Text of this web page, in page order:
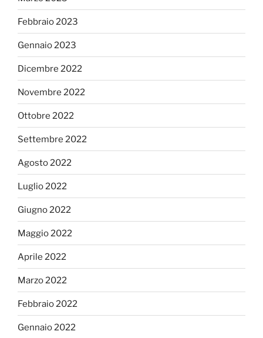
Febbraio 2023
Gennaio 2023
Dicembre 2022
Novembre 2022
Ottobre 2022
Settembre 2022
Agosto 2022
Luglio 2022
Giugno 2022
Maggio 2022
Aprile 2022
Marzo 2022
Febbraio 2022
Gennaio 2022